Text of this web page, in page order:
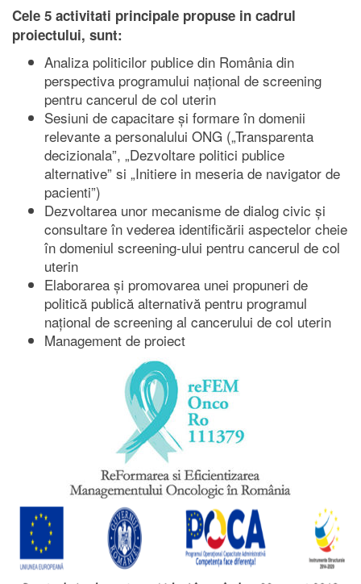
Cele 5 activitati principale propuse in cadrul
proiectului, sunt:
Analiza politicilor publice din România din
perspectiva programului național de screening
pentru cancerul de col uterin
Sesiuni de capacitare și formare în domenii
relevante a personalului ONG („Transparenta
decizionala”, „Dezvoltare politici publice
alternative” si „Initiere in meseria de navigator de
pacienti”)
Dezvoltarea unor mecanisme de dialog civic și
consultare în vederea identificării aspectelor cheie
în domeniul screening-ului pentru cancerul de col
uterin
Elaborarea și promovarea unei propuneri de
politică publică alternativă pentru programul
național de screening al cancerului de col uterin
Management de proiect